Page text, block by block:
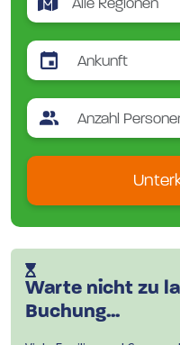
Warte nicht zu
Buchung...